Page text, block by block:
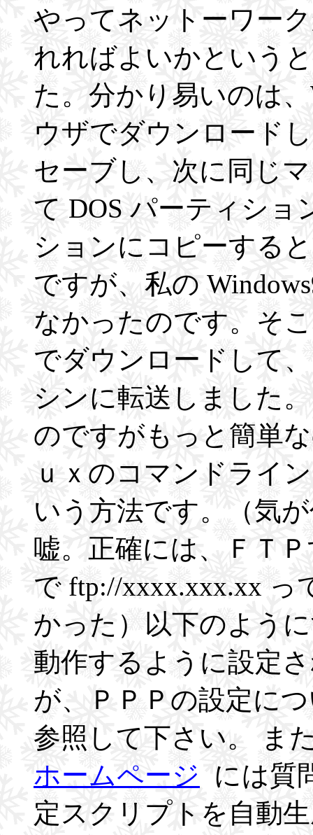
やってネットーワー
れればよいかという
た。分かり易いのは
ウザでダウンロード
セーブし、次に同じ
て DOS パーティショ
ションにコピーする
ですが、私の
なかったのです。そ
でダウンロードして
シンに転送しました
のですがもっと簡単
ｕｘのコマンドライ
いう方法です。（気
嘘。正確には、ＦＴ
で ftp://xxxx.xxx.xx っ
かった）以下のよう
動作するように設定
が、ＰＰＰの設定に
参照して下さい。 ま
ホームページ には質
定スクリプトを自動